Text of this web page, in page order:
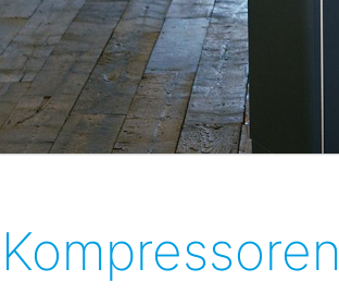
Kompressoren